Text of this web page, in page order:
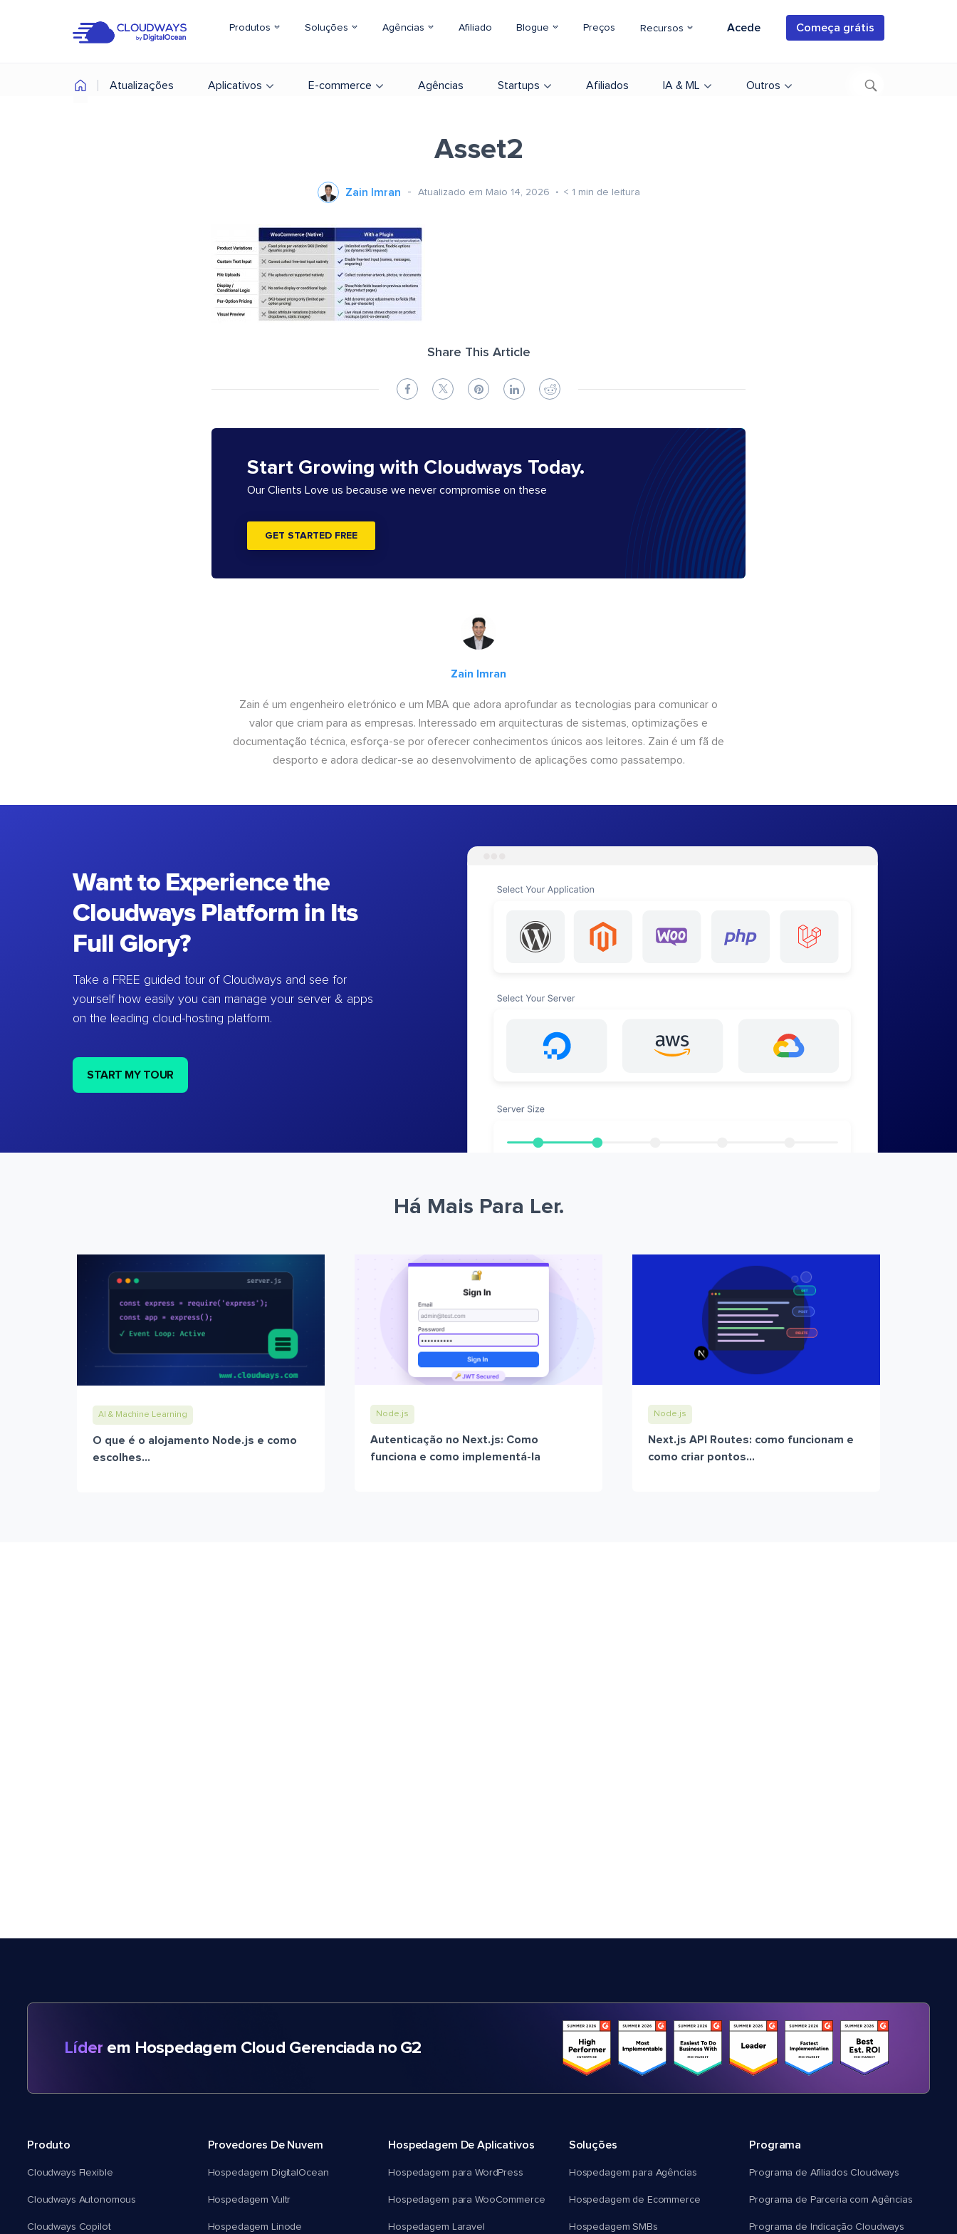
Produtos Soluções Agências Afiliado Blogue Preços Recursos Acede Começa grátis
Atualizações Aplicativos E-commerce Agências Startups Afiliados IA & ML Outros
Asset2
Zain Imran Atualizado em Maio 14, 2026 < 1 min de leitura
Share This Article
Start Growing with Cloudways Today.
Our Clients Love us because we never compromise on these
GET STARTED FREE
Zain Imran
Zain é um engenheiro eletrónico e um MBA que adora aprofundar as tecnologias para comunicar o
valor que criam para as empresas. Interessado em arquitecturas de sistemas, optimizações e
documentação técnica, esforça-se por oferecer conhecimentos únicos aos leitores. Zain é um fã de
desporto e adora dedicar-se ao desenvolvimento de aplicações como passatempo.
Want to Experience the
Cloudways Platform in Its
Full Glory?
Take a FREE guided tour of Cloudways and see for
yourself how easily you can manage your server & apps
on the leading cloud-hosting platform.
START MY TOUR
Há Mais Para Ler.
AI & Machine Learning
O que é o alojamento Node.js e como
escolhes...
Node.js
Autenticação no Next.js: Como
funciona e como implementá-la
Node.js
Next.js API Routes: como funcionam e
como criar pontos...
Líder em Hospedagem Cloud Gerenciada no G2
Produto
Cloudways Flexible
Cloudways Autonomous
Cloudways Copilot
Provedores De Nuvem
Hospedagem DigitalOcean
Hospedagem Vultr
Hospedagem Linode
Hospedagem De Aplicativos
Hospedagem para WordPress
Hospedagem para WooCommerce
Hospedagem Laravel
Soluções
Hospedagem para Agências
Hospedagem de Ecommerce
Hospedagem SMBs
Programa
Programa de Afiliados Cloudways
Programa de Parceria com Agências
Programa de Indicação Cloudways